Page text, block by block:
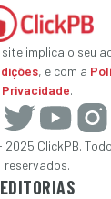
implica o seu
, e com a
Privacidade.
ClickPB.
reservados.
EDITORIAS